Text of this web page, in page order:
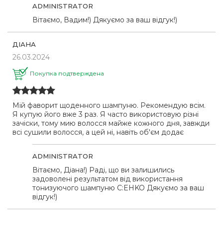
ADMINISTRATOR
Вітаємо, Вадим!) Дякуємо за ваш відгук!)
ДІАНА
26.03.2024
Покупка подтверждена
Мій фаворит щоденного шампуню. Рекомендую всім.
Я купую його вже 3 раз. Я часто використовую різні
зачіски, тому мию волосся майже кожного дня, завжди
всі сушили волосся, а цей ні, навіть об'єм додає
ADMINISTRATOR
Вітаємо, Діана!) Раді, що ви залишились
задоволені результатом від використання
тонизуючого шампуню C:EHKO Дякуємо за ваш
відгук!)